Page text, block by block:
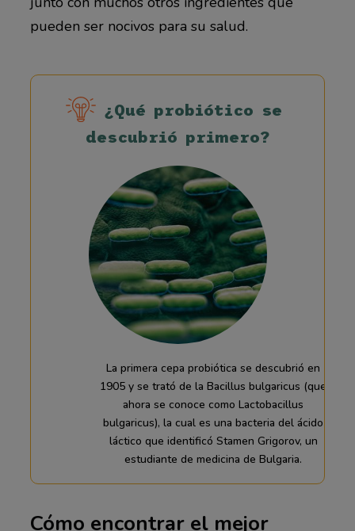
pueden ser nocivos para su salud.
¿Qué probiótico se
descubrió primero?
La primera cepa probiótica se descubrió en
1905 y se trató de la Bacillus bulgaricus (que
ahora se conoce como Lactobacillus
bulgaricus), la cual es una bacteria del ácido
láctico que identificó Stamen Grigorov, un
estudiante de medicina de Bulgaria.
Cómo encontrar el mejor